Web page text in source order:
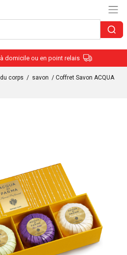
domicile ou en point relais
corps / savon / Coffret Savon ACQUA